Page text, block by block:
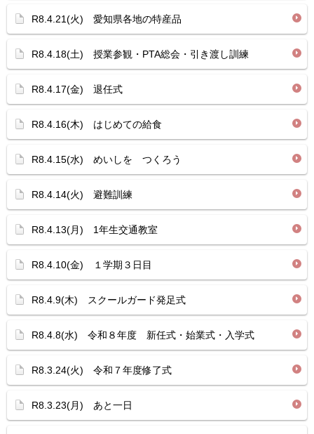
R8.4.21(火) 愛知県各地の特産品
R8.4.18(土) 授業参観・PTA総会・引き渡し訓練
R8.4.17(金) 退任式
R8.4.16(木) はじめての給食
R8.4.15(水) めいしを つくろう
R8.4.14(火) 避難訓練
R8.4.13(月) 1年生交通教室
R8.4.10(金) １学期３日目
R8.4.9(木) スクールガード発足式
R8.4.8(水) 令和８年度 新任式・始業式・入学式
R8.3.24(火) 令和７年度修了式
R8.3.23(月) あと一日